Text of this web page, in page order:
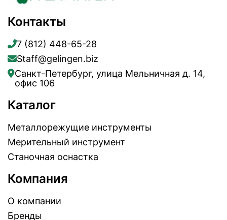
Контакты
7 (812) 448-65-28
Staff@gelingen.biz
Санкт-Петербург, улица Мельничная д. 14,
офис 106
Каталог
Металлорежущие инструменты
Мерительный инструмент
Станочная оснастка
Компания
О компании
Бренды